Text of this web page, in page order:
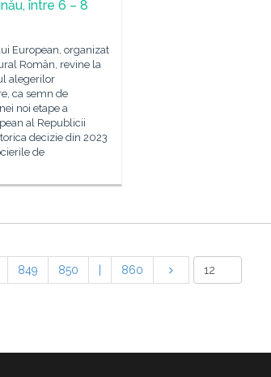
între 6 – 8
European, organizat
Român, revine la
alegerilor
ca semn de
noi etape a
al Republicii
decizie din 2023
de
849 850 860